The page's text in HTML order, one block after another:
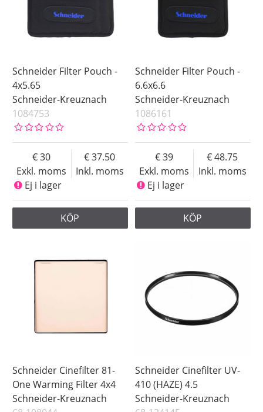
Schneider Filter Pouch -
4x5.65
Schneider-Kreuznach
1084753
Exkl. moms
30
Inkl. moms
37.50
Ej i lager
KÖP
Schneider Filter Pouch -
6.6x6.6
Schneider-Kreuznach
1086161
Exkl. moms
39
Inkl. moms
48.75
Ej i lager
KÖP
Schneider Cinefilter 81-
One Warming Filter 4x4
Schneider-Kreuznach
Schneider Cinefilter UV-
410 (HAZE) 4.5
Schneider-Kreuznach